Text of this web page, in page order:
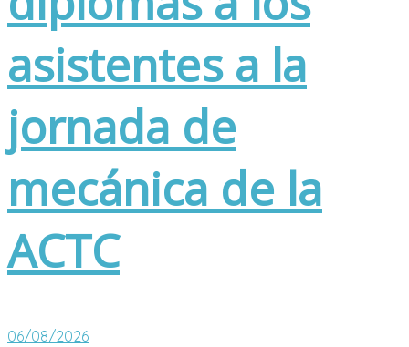
asistentes a la
jornada de
mecánica de la
ACTC
06/08/2026